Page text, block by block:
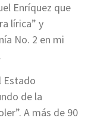
Enríquez que
lírica” y
No. 2 en mi
Estado
de la
A más de 90